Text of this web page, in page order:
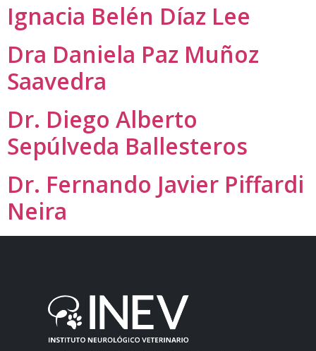
Ignacia Belén Díaz Lee
Dra Daniela Paz Muñoz
Saavedra
Dr. Diego Alberto
Sepúlveda Ballesteros
Dr. Fernando Javier Piffardi
Neira